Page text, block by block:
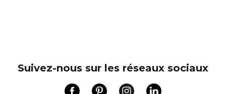
Suivez-nous sur les réseaux sociaux